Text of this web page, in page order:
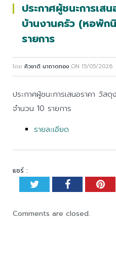
ประกาศผู้ชนะการเส
บ้านงานครัว (หอพัก
รายการ
โดย ศิวชาติ นาถาดทอง ON 15/05/2026
ประกาศผู้ชนะการเสนอราคา วั
จำนวน 10 รายการ
รายละเอียด
แชร์ :
TwitterFacebook
Comments are closed.